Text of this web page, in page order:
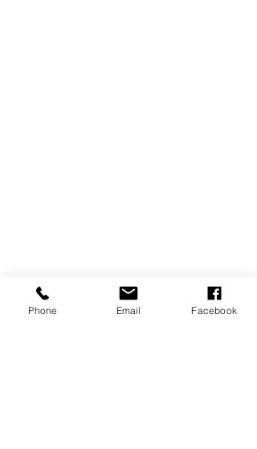
Iscriviti alla mailing list
Phone Email Facebook